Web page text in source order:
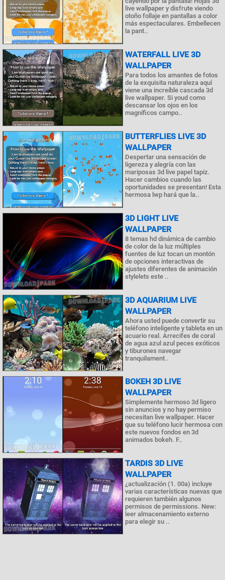
live wallpaper y disfrute viendo
otoño follaje en pantallas a color
más espectaculares. Embellecen
la pant..
WATERFALL LIVE 3D
WALLPAPER
Para todos los amantes de fotos
de la exquisita naturaleza aquí
viene una increíble cascada 3d
live wallpaper. Si youd como
descansar los ojos en los
magníficos campo..
BUTTERFLIES LIVE 3D
WALLPAPER
Despertar una sensación de
ligereza y alegría con las
mariposas 3d live papel tapiz.
Hacer cambios cuando las
oportunidades se presentan! Esta
hermosa lwp hará que la..
3D LIGHT LIVE
WALLPAPER
8 temas hd dinámica de cambio
de color de la luz múltiples
fuentes de luz tocan un montón
de opciones interactivas de
ajustes diferentes de animación
stylelets este ..
3D AQUARIUM LIVE
WALLPAPER
Ahora usted puede convertir su
teléfono inteligente y tableta en un
acuario real. Arrecifes de coral
de agua azul azul peces exóticos
y tiburones navegar
tranquilament..
BOKEH 3D LIVE
WALLPAPER
Simplemente hermoso 3d ligero
sin anuncios y no hay permiso
necesitan live wallpaper. Hacer
que su teléfono lucir hermosa con
este nuevos fondos en 3d
animados bokeh. F..
TARDIS 3D LIVE
WALLPAPER
¿actualización (1. 00a) incluye
varias características nuevas que
requieren también algunos
permisos de permissions. New:
leer almacenamiento externo
para elegir su ..